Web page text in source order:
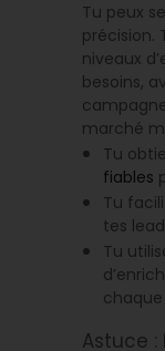
Tu peux
précision.
niveaux
besoins,
marché
Tu
fiables
Tu
tes
Tu
Astuce :